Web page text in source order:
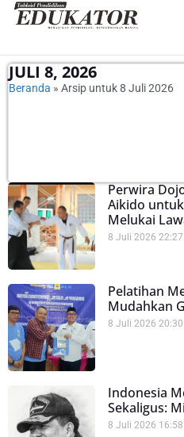
JULI 8, 2026
Beranda » Arsip untuk 8 Juli 2026
Perwira
Aikido
Melukai
8 Juli 2026 22:27
Pelatihan
Mudahkan
8 Juli 2026 20:30
Indonesia
Sekaligus:
8 Juli 2026 16:58